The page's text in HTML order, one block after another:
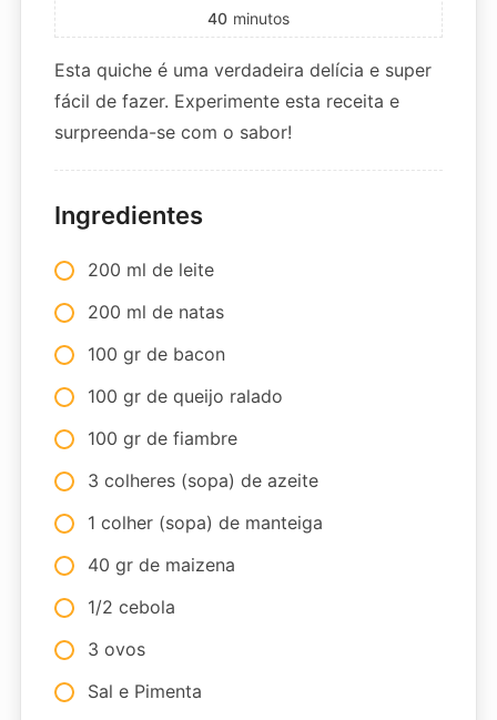
40 minutos
Esta quiche é uma verdadeira delícia e super
fácil de fazer. Experimente esta receita e
surpreenda-se com o sabor!
Ingredientes
200 ml de leite
200 ml de natas
100 gr de bacon
100 gr de queijo ralado
100 gr de fiambre
3 colheres (sopa) de azeite
1 colher (sopa) de manteiga
40 gr de maizena
1/2 cebola
3 ovos
Sal e Pimenta